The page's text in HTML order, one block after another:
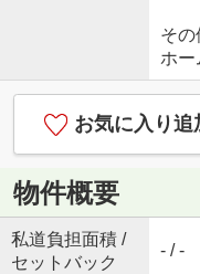
そ
ホー
お気に入り追
物件概要
私道負担面積 /
セットバック
- / -